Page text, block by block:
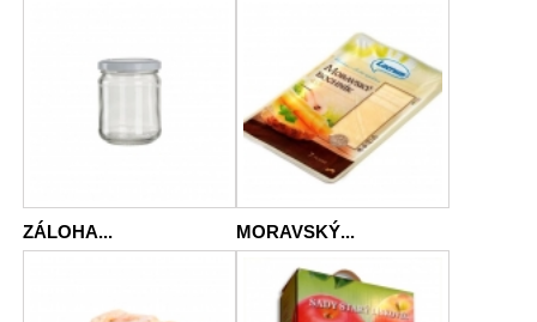
ZÁLOHA... MORAVSKÝ...